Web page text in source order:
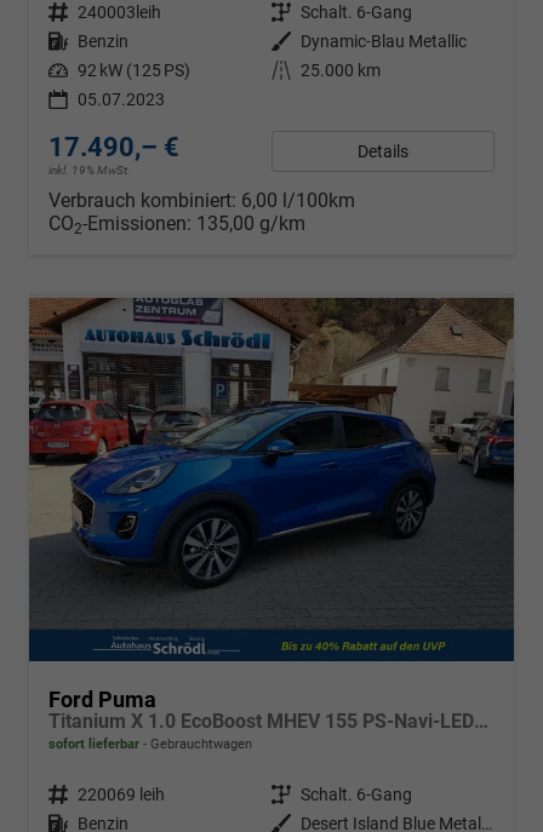
Fahrzeugnr. 240003leih Getriebe Schalt. 6-Gang
Kraftstoff Benzin Außenfarbe Dynamic-Blau Metallic
Leistung 92 kW (125 PS) Kilometerstand
25.000 km
05.07.2023
17.490,– €
inkl. 19% MwSt.
Details
Verbrauch kombiniert: 6,00 l/100km
CO2-Emissionen: 135,00 g/km
Ford Puma
Titanium X 1.0 EcoBoost MHEV 155 PS-Navi-LED-PDC-Tempomat-DAB-SHZ-18"Alu-Sofort
sofort lieferbar Gebrauchtwagen
Fahrzeugnr. 220069 leih Getriebe Schalt. 6-Gang
Kraftstoff Benzin Außenfarbe
Desert Island Blue Metallic